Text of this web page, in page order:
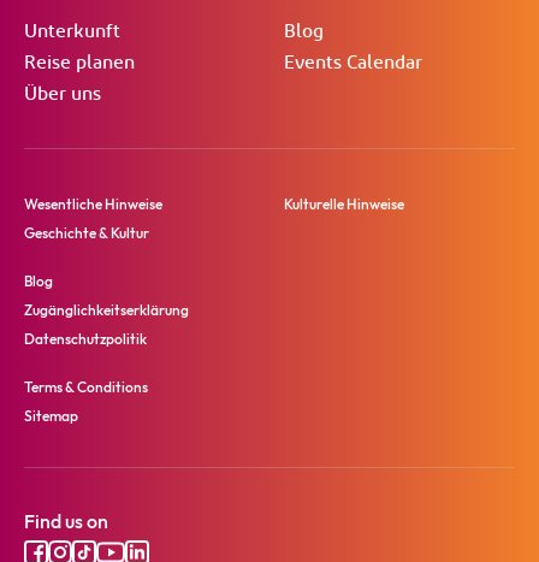
Unterkunft
Reise planen
Über uns
Blog
Events Calendar
Wesentliche Hinweise
Geschichte & Kultur
Kulturelle Hinweise
Blog
Zugänglichkeitserklärung
Datenschutzpolitik
Terms & Conditions
Sitemap
Find us on